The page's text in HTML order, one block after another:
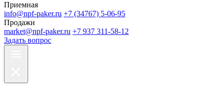
Приемная
info@npf-paker.ru +7 (34767) 5-06-95
Продажи
market@npf-paker.ru +7 937 311-58-12
Задать вопрос